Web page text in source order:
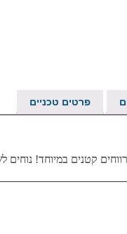
פרטים טכניים
קטנים במיוחד!